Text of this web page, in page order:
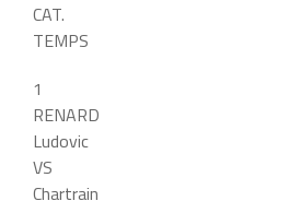
CAT.
TEMPS
1
RENARD
Ludovic
VS
Chartrain